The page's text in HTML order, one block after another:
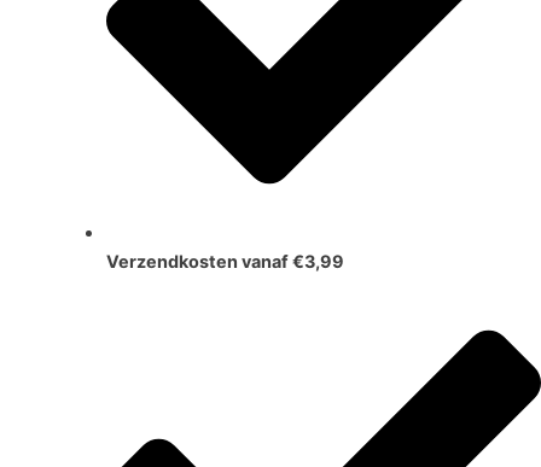
Verzendkosten vanaf €3,99